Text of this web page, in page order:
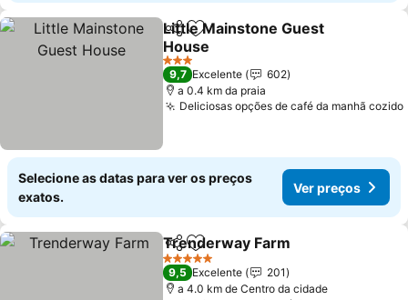
PartilharAdicionar aos favoritos
Little Mainstone Guest
House
3 Estrelas
9,7 Excelente
602
a 0.4 km da praia
Deliciosas opções de café da manhã cozido
Selecione as datas para ver os preços
exatos.
Ver preços
PartilharAdicionar aos favoritos
Trenderway Farm
5 Estrelas
9,5 Excelente
201
a 4.0 km de Centro da cidade